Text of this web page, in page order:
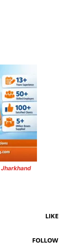
LIKE
FOLLOW